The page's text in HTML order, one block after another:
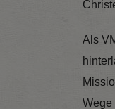
Als
Wege